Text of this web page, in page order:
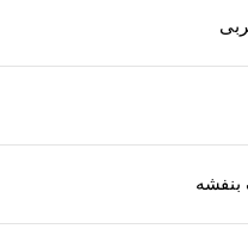
بنفشه